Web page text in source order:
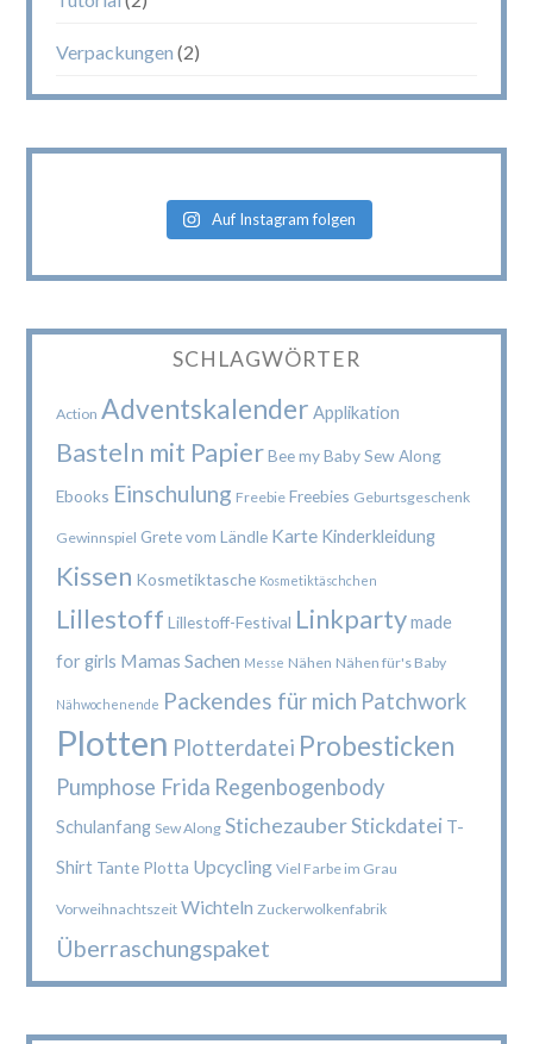
Verpackungen (2)
Auf Instagram folgen
SCHLAGWÖRTER
Action Adventskalender Applikation
Basteln mit Papier Bee my Baby Sew Along
Ebooks Einschulung Freebie Freebies Geburtsgeschenk
Gewinnspiel Grete vom Ländle Karte Kinderkleidung
Kissen Kosmetiktasche Kosmetiktäschchen
Lillestoff Lillestoff-Festival Linkpartymade
for girls Mamas Sachen Messe Nähen Nähen für's Baby
Nähwochenende Packendes für mich Patchwork
Plotten Plotterdatei Probesticken
Pumphose Frida Regenbogenbody
Schulanfang Sew Along StichezauberStickdatei T-
Shirt Tante Plotta Upcycling Viel Farbe im Grau
Vorweihnachtszeit Wichteln Zuckerwolkenfabrik
Überraschungspaket